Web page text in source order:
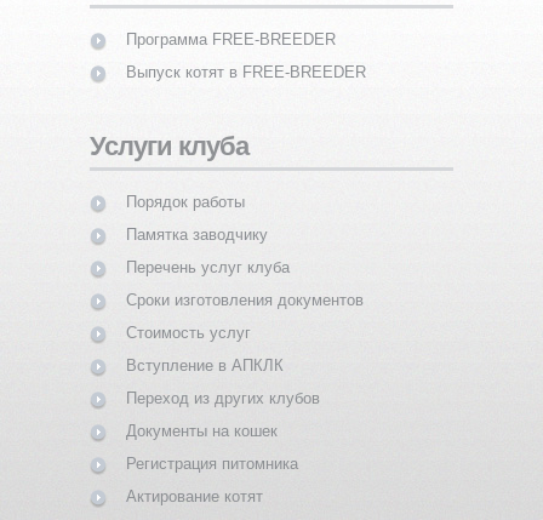
Программа FREE-BREEDER
Выпуск котят в FREE-BREEDER
Услуги клуба
Порядок работы
Памятка заводчику
Перечень услуг клуба
Сроки изготовления документов
Стоимость услуг
Вступление в АПКЛК
Переход из других клубов
Документы на кошек
Регистрация питомника
Актирование котят